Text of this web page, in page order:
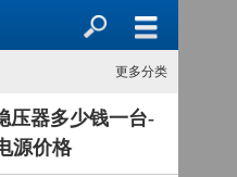
更多分类
压器多少钱一台-
源价格